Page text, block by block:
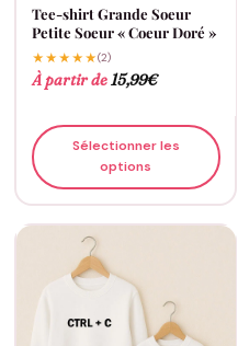
Tee-shirt Grande Soeur
Petite Soeur « Coeur Doré »
★★★★★(2)
À partir de 15,99€
Sélectionner les
options